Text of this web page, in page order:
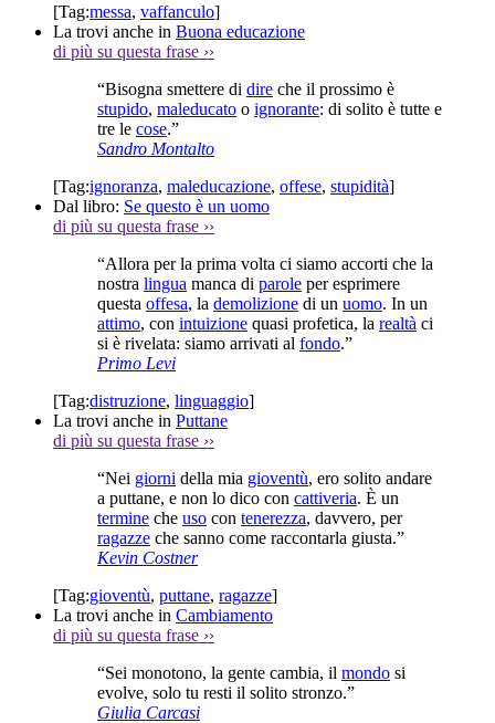
[Tag:messa, vaffanculo]
La trovi anche in Buona educazione
di più su questa frase ››
“Bisogna smettere di dire che il prossimo è
stupido, maleducato o ignorante: di solito è tutte e
tre le cose.”
Sandro Montalto
[Tag:ignoranza, maleducazione, offese, stupidità]
Dal libro: Se questo è un uomo
di più su questa frase ››
“Allora per la prima volta ci siamo accorti che la
nostra lingua manca di parole per esprimere
questa offesa, la demolizione di un uomo. In un
attimo, con intuizione quasi profetica, la realtà ci
si è rivelata: siamo arrivati al fondo.”
Primo Levi
[Tag:distruzione, linguaggio]
La trovi anche in Puttane
di più su questa frase ››
“Nei giorni della mia gioventù, ero solito andare
a puttane, e non lo dico con cattiveria. È un
termine che uso con tenerezza, davvero, per
ragazze che sanno come raccontarla giusta.”
Kevin Costner
[Tag:gioventù, puttane, ragazze]
La trovi anche in Cambiamento
di più su questa frase ››
“Sei monotono, la gente cambia, il mondo si
evolve, solo tu resti il solito stronzo.”
Giulia Carcasi